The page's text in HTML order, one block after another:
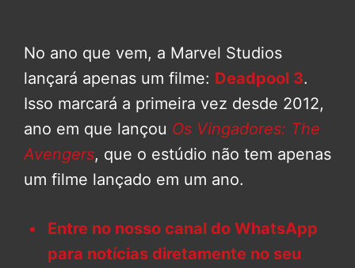
No ano que vem, a Marvel Studios
lançará apenas um filme: Deadpool 3.
Isso marcará a primeira vez desde 2012,
ano em que lançou Os Vingadores: The
Avengers, que o estúdio não tem apenas
um filme lançado em um ano.
Entre no nosso canal do WhatsApp
para notícias diretamente no seu